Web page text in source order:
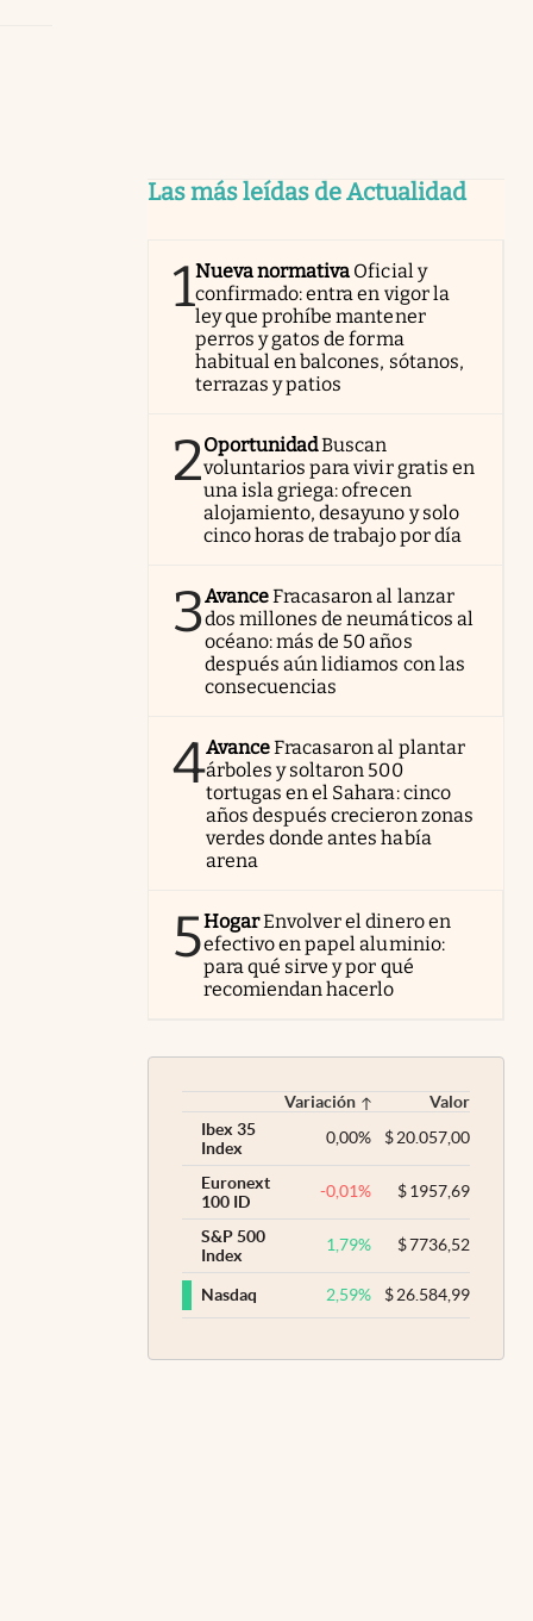
Las más leídas de Actualidad
1Nueva normativa Oficial y
confirmado: entra en vigor la
ley que prohíbe mantener
perros y gatos de forma
habitual en balcones, sótanos,
terrazas y patios
2OportunidadBuscan
voluntarios para vivir gratis en
una isla griega: ofrecen
alojamiento, desayuno y solo
cinco horas de trabajo por día
3AvanceFracasaron al lanzar
dos millones de neumáticos al
océano: más de 50 años
después aún lidiamos con las
consecuencias
4AvanceFracasaron al plantar
árboles y soltaron 500
tortugas en el Sahara: cinco
años después crecieron zonas
verdes donde antes había
arena
5HogarEnvolver el dinero en
efectivo en papel aluminio:
para qué sirve y por qué
recomiendan hacerlo
Variación
Valor
Ibex 35
Index
0,00% $20.057,00
Euronext
100 ID
-0,01% $1957,69
S&P 500
Index
1,79% $7736,52
Nasdaq 2,59% $26.584,99